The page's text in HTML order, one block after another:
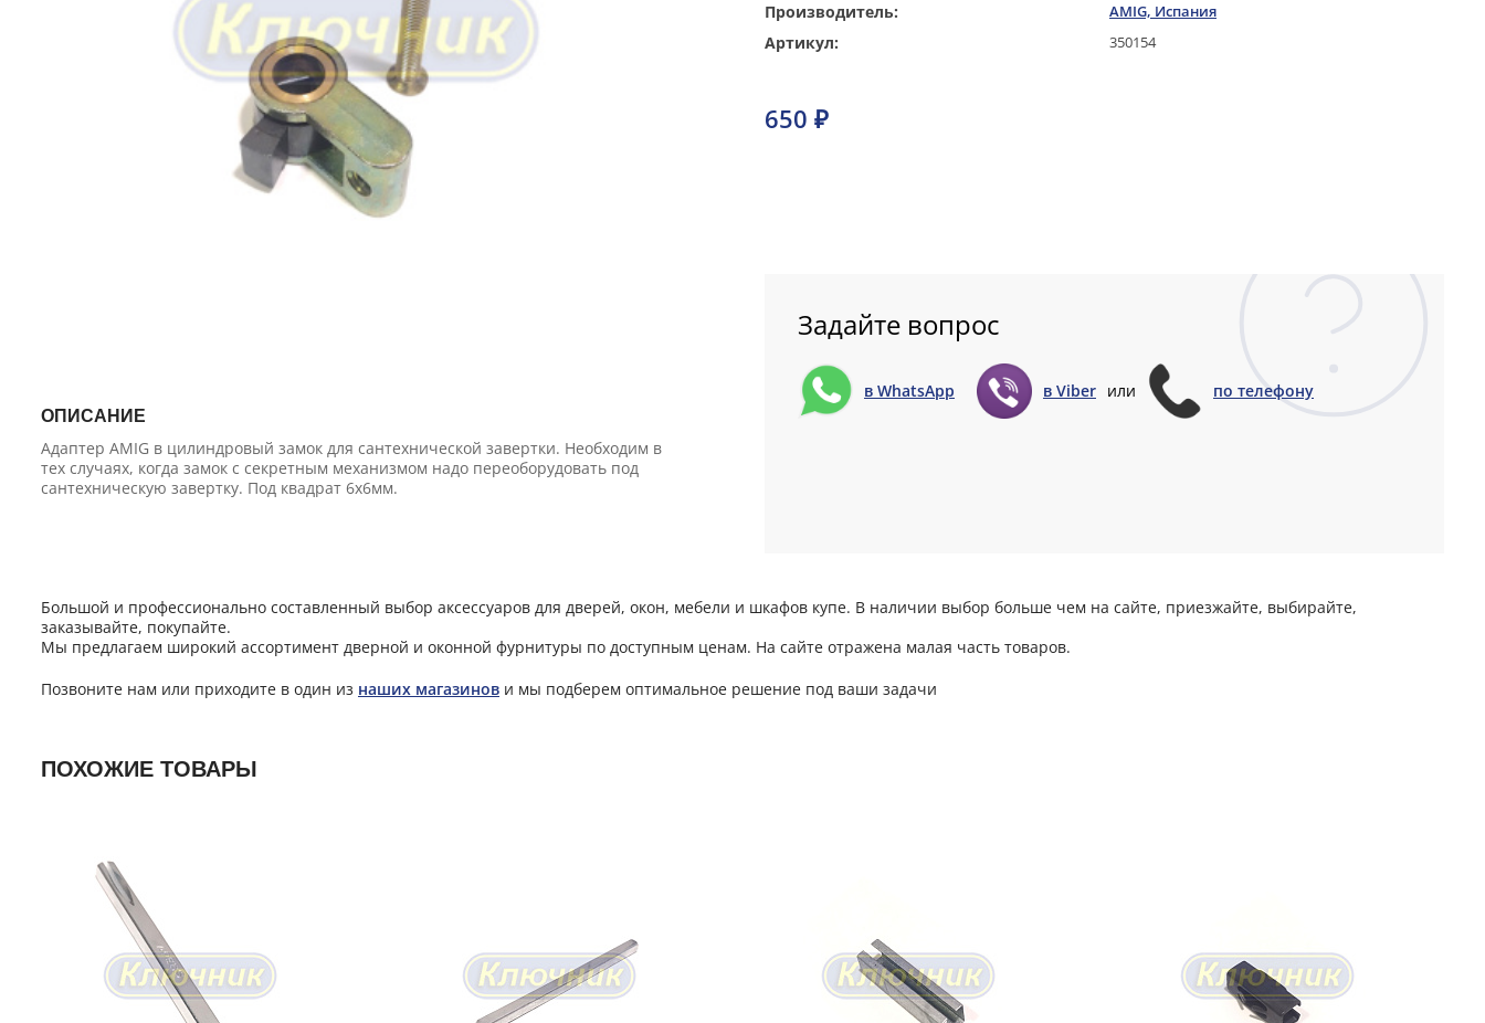
ОПИСАНИЕ
Адаптер AMIG в цилиндровый замок для сантехнической завертки. Необходим в
тех случаях, когда замок с секретным механизмом надо переоборудовать под
сантехническую завертку. Под квадрат 6х6мм.
Производитель: AMIG, Испания
Артикул: 350154
650 ₽
Задайте вопрос
в WhatsApp в Viber или по телефону
Большой и профессионально составленный выбор аксессуаров для дверей, окон, мебели и шкафов купе. В наличии выбор больше чем на сайте, приезжайте, выбирайте,
заказывайте, покупайте.
Мы предлагаем широкий ассортимент дверной и оконной фурнитуры по доступным ценам. На сайте отражена малая часть товаров.
Позвоните нам или приходите в один из наших магазинов и мы подберем оптимальное решение под ваши задачи
ПОХОЖИЕ ТОВАРЫ